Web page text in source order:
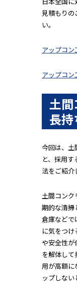
見積もり
い。
アップコン
アップコン
土間
長
今回は、土
と、採用
法をご紹介
土間コンク
期的な清掃
倉庫などで
に気をつ
や安全性が
を解体し
用が高額に
ップしない